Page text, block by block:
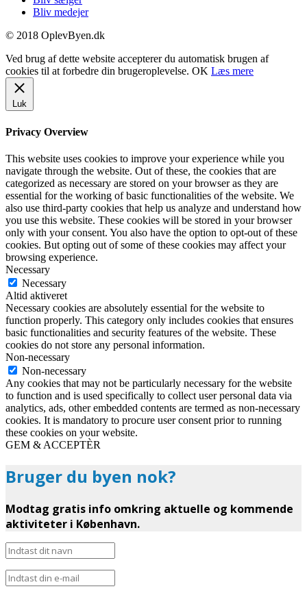
Bliv medejer
© 2018 OplevByen.dk
Ved brug af dette website accepterer du automatisk brugen af
cookies til at forbedre din brugeroplevelse. OK Læs mere
Luk
Privacy Overview
This website uses cookies to improve your experience while you
navigate through the website. Out of these, the cookies that are
categorized as necessary are stored on your browser as they are
essential for the working of basic functionalities of the website. We
also use third-party cookies that help us analyze and understand how
you use this website. These cookies will be stored in your browser
only with your consent. You also have the option to opt-out of these
cookies. But opting out of some of these cookies may affect your
browsing experience.
Necessary
Necessary
Altid aktiveret
Necessary cookies are absolutely essential for the website to
function properly. This category only includes cookies that ensures
basic functionalities and security features of the website. These
cookies do not store any personal information.
Non-necessary
Non-necessary
Any cookies that may not be particularly necessary for the website
to function and is used specifically to collect user personal data via
analytics, ads, other embedded contents are termed as non-necessary
cookies. It is mandatory to procure user consent prior to running
these cookies on your website.
GEM & ACCEPTÈR
Bruger du byen nok?
Modtag gratis info omkring aktuelle og kommende
aktiviteter i København.